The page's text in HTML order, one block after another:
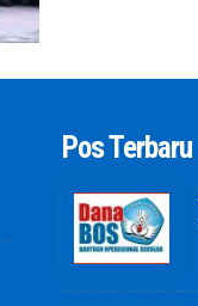
Pos Terbaru